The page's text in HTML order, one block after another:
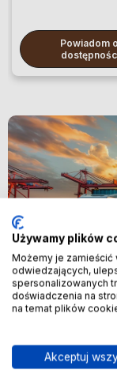
Powiadom o
Nowość
🚢
Używamy plików
Możemy je zamieścić
odwiedzających,
spersonalizowanych
doświadczenia na
na temat plików
Akceptuj